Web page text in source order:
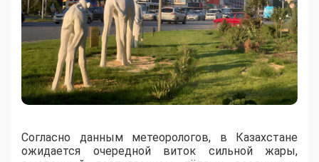
Согласно данным метеорологов, в Казахстане
ожидается очередной виток сильной жары,